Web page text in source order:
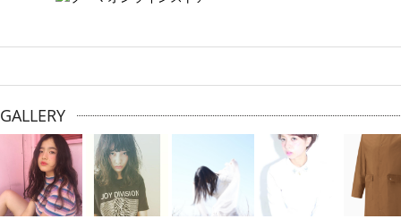
GALLERY